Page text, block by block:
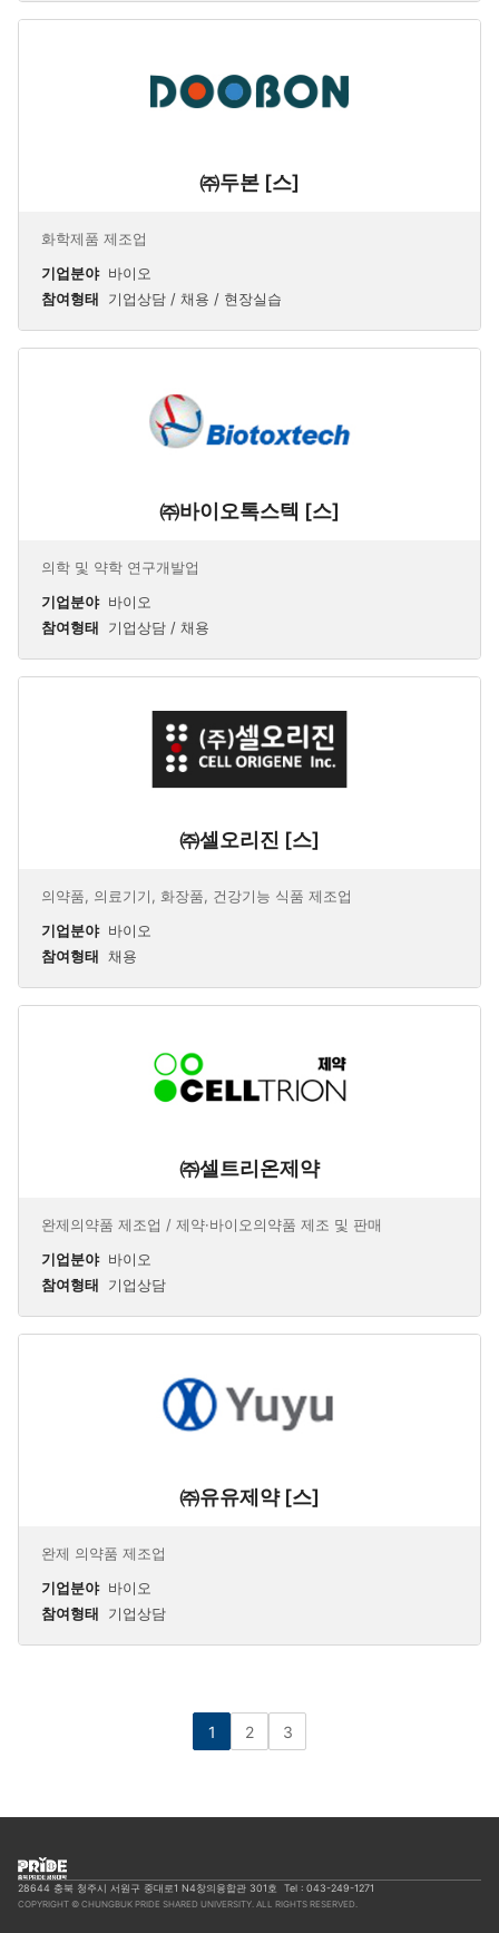
㈜두본 [스]
화학제품 제조업
기업분야 바이오
참여형태
기업상담 / 채용 / 현장실습
㈜바이오톡스텍 [스]
의학 및 약학 연구개발업
기업분야 바이오
참여형태
기업상담 / 채용
㈜셀오리진 [스]
의약품, 의료기기, 화장품, 건강기능 식품 제조업
기업분야 바이오
참여형태
채용
㈜셀트리온제약
완제의약품 제조업 / 제약·바이오의약품 제조 및 판매
기업분야 바이오
참여형태
기업상담
㈜유유제약 [스]
완제 의약품 제조업
기업분야 바이오
참여형태
기업상담
1 2 3
28644 충북 청주시 서원구 중대로1 N4창의융합관 301호 Tel : 043-249-1271
COPYRIGHT © CHUNGBUK PRIDE SHARED UNIVERSITY. ALL RIGHTS RESERVED.